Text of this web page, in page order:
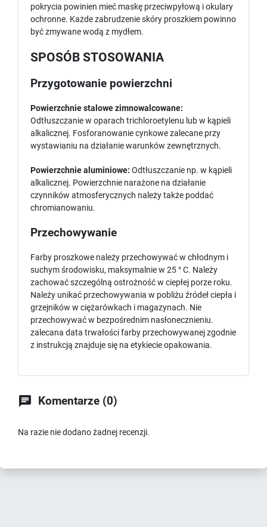
pokrycia powinien mieć maskę przeciwpyłową i okulary
ochronne. Każde zabrudzenie skóry proszkiem powinno
być zmywane wodą z mydłem.
SPOSÓB STOSOWANIA
Przygotowanie powierzchni
Powierzchnie stalowe zimnowalcowane:
Odtłuszczanie w oparach trichloroetylenu lub w kąpieli
alkalicznej. Fosforanowanie cynkowe zalecane przy
wystawianiu na działanie warunków zewnętrznych.
Powierzchnie aluminiowe: Odtłuszczanie np. w kąpieli
alkalicznej. Powierzchnie narażone na działanie
czynników atmosferycznych należy także poddać
chromianowaniu.
Przechowywanie
Farby proszkowe należy przechowywać w chłodnym i
suchym środowisku, maksymalnie w 25 ° C. Należy
zachować szczególną ostrożność w ciepłej porze roku.
Należy unikać przechowywania w pobliżu źródeł ciepła i
grzejników w ciężarówkach i magazynach. Nie
przechowywać w bezpośrednim nasłonecznieniu.
zalecana data trwałości farby przechowywanej zgodnie
z instrukcją znajduje się na etykiecie opakowania.
 Komentarze (0)
Na razie nie dodano żadnej recenzji.